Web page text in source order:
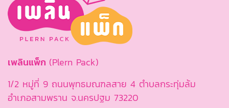
เพลินแพ็ก (Plern Pack)
1/2 หมู่ที่ 9 ถนนพุทธมณฑลสาย 4 ตำบลกระทุ่มล้ม
อำเภอสามพราน จ.นครปฐม 73220